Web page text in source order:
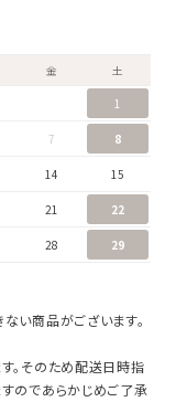
金
土
1
7 8
14 15
21 22
28 29
い商品がございます。
。そのため配送日時指
のであらかじめご了承